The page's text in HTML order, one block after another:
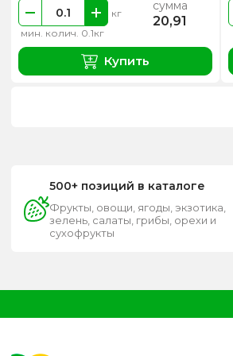
мин. колич. 0.1кг
кг сумма
20,91
Купить
500+ позиций в каталоге
Фрукты, овощи, ягоды, экзотика,
зелень, салаты, грибы, орехи и
сухофрукты